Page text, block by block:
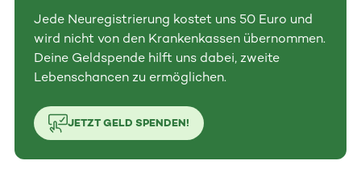
Jede Neuregistrierung kostet uns 50 Euro und
wird nicht von den Krankenkassen übernommen.
Deine Geldspende hilft uns dabei, zweite
Lebenschancen zu ermöglichen.
JETZT GELD SPENDEN!